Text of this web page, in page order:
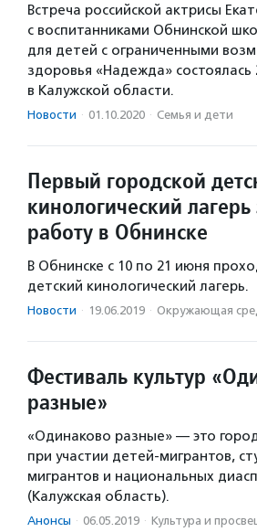
Встреча российской актрисы
с воспитанниками Обнинской
для детей с ограниченными
здоровья «Надежда» состоялась
в Калужской области.
Новости · 01.10.2020 · Семья и дети
Первый городской
кинологический
работу в Обнинске
В Обнинске с 10 по 21 июня
детский кинологический лагерь.
Новости · 19.06.2019 · Окружающая
Фестиваль культур
разные»
«Одинаково разные» — это
при участии детей-мигрантов,
мигрантов и национальных
(Калужская область).
Анонсы · 06.05.2019 · Культура и